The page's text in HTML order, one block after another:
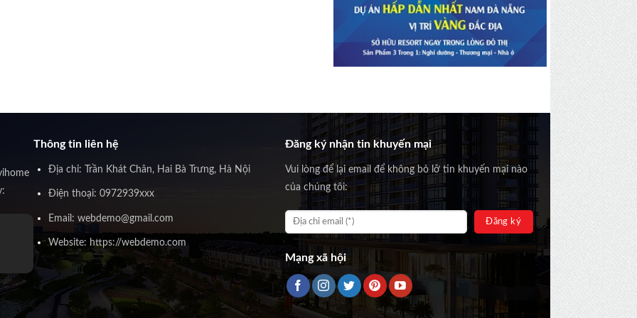
Thông tin liên hệ
Địa chỉ: Trần Khát Chân, Hai Bà Trưng, Hà Nội
Điện thoại: 0972939xxx
Email: webdemo@gmail.com
Website: https://webdemo.com
Đăng ký nhận tin khuyến mại
Vui lòng để lại email để không bỏ lỡ tin khuyến mại nào
của chúng tôi:
Mạng xã hội